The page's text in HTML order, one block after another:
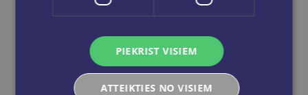
Add to cart
PIEKRIST VISIEM
ATTEIKTIES NO VISIEM